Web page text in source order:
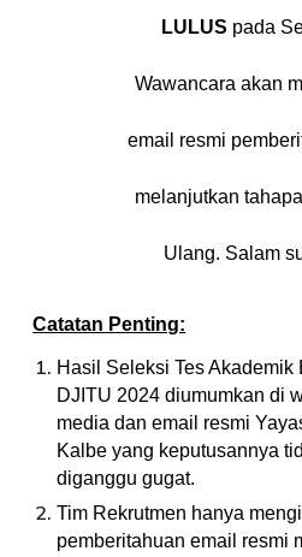
LULUS pada
Wawancara akan
email resmi
melanjutkan
Ulang. Salam
Catatan Penting:
Hasil Seleksi Tes Akademik
DJITU 2024 diumumkan di
media dan email resmi
Kalbe yang keputusannya
diganggu gugat.
Tim Rekrutmen hanya
pemberitahuan email resmi